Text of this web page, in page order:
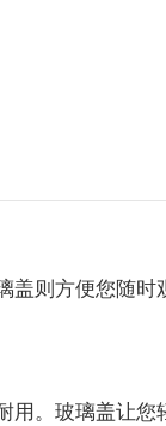
则方便您随
。玻璃盖让